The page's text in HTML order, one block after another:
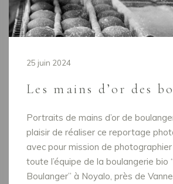
25 juin 2024
Les mains d’or des
Portraits de mains d’or de
plaisir de réaliser ce reportage
avec pour mission de
toute l’équipe de la boulangerie bio
Boulanger” à Noyalo, près de